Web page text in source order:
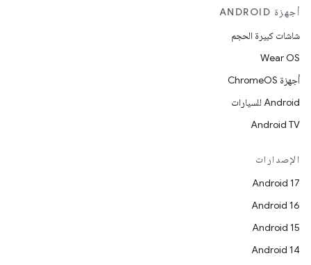
أجهزة ANDROID
شاشات كبيرة الحجم
Wear OS
أجهزة ChromeOS
Android للسيارات
Android TV
الإصدارات
Android 17
Android 16
Android 15
Android 14